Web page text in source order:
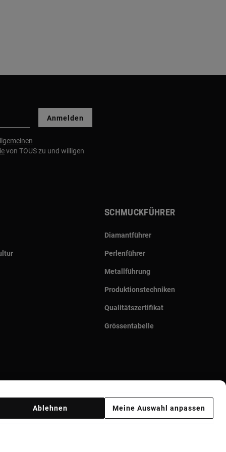
Anmelden
von TOUS zu und willigen
Schmuckführer
Diamantführer
Perlenführer
Metallführung
Produktionstechniken
Qualitätszertifikat
Grössentabelle
Meine Auswahl anpassen
Ablehnen